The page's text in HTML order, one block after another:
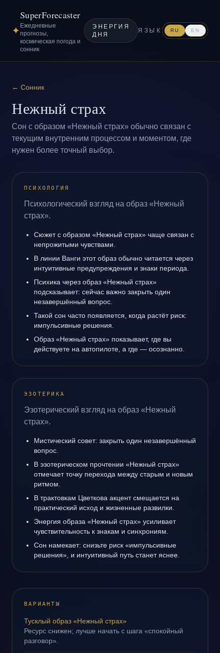
✦
SuperForecaster
Ежедневные
прогнозы,
космическая погода и
сонник
ЭНЕРГИЯ
ДНЯ
ЯЗЫК RU EN
← Сонник
Нежный страх
Сон с образом «Нежный страх» обычно связан с
текущим внутренним процессом и моментом, где
нужен более точный выбор.
ПСИХОЛОГИЯ
Психологический взгляд на образ «Нежный
страх».
Сюжет с образом «Нежный страх» чаще связан с
непрожитыми чувствами.
В линии Ванги этот образ обычно читается через
интуитивные предупреждения и знаки периода.
Психика через образ «Нежный страх»
подсказывает: сейчас важно закрыть один
незавершённый вопрос.
Такой сон часто появляется, когда растёт риск:
импульсивные решения.
Образ «Нежный страх» показывает, где вы
действуете на автопилоте, а где — осознанно.
ЭЗОТЕРИКА
Эзотерический взгляд на образ «Нежный
страх».
Мистический совет: закрыть один незавершённый
вопрос.
В эзотерическом прочтении «Нежный страх»
отмечает точку перехода между старым и новым
ритмом.
В трактовкам Цветкова акцент смещается на
практический исход и жизненные развилки.
Энергия образа «Нежный страх» усиливает
чувствительность к знакам и синхрониям.
Сон намекает: снизьте риск «импульсивные
решения», и интуитивный путь станет яснее.
ВАРИАНТЫ
Тусклый образ «Нежный страх»
Ресурс снижен; лучше начать с шага «спокойный
разговор».